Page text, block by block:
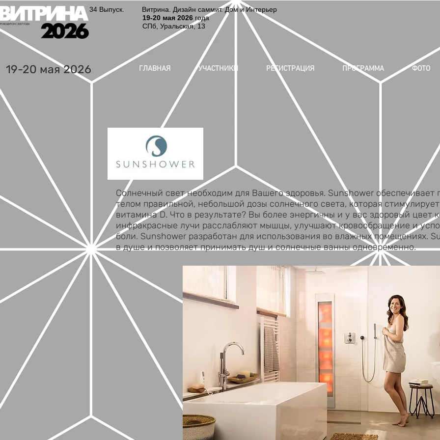
34 Выпуск. Витрина. Дизайн саммит. Дом и Интерьер
19-20 мая 2026 года
СПб, Уральская, 13
19-20 мая 2026 ГЛАВНАЯ УЧАСТНИКИ РЕГИСТРАЦИЯ ПРОГРАММА ФОТО
Солнечный свет необходим для Вашегоздоровья. Sunshower
телом правильной, небольшой дозы солнечного света, которая
витамина D. Что в результате? Вы более энергичны и у вас здоровый цвет
инфракрасные лучи расслабляют мышцы, улучшают кровообращение и
боли. Sunshower разработан для использования во влажных помещениях.
в душе и позволяет принимать душ и солнечные ванны одновременно.